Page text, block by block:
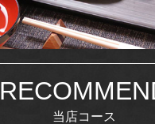
当店コース